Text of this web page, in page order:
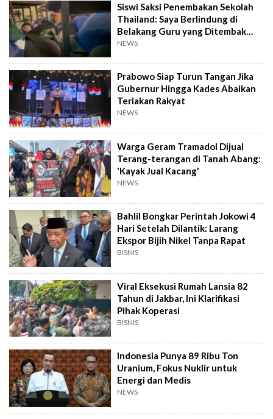
Siswi Saksi Penembakan Sekolah
Thailand: Saya Berlindung di
Belakang Guru yang Ditembak
Mati
NEWS
Prabowo Siap Turun Tangan Jika
Gubernur Hingga Kades Abaikan
Teriakan Rakyat
NEWS
Warga Geram Tramadol Dijual
Terang-terangan di Tanah Abang:
'Kayak Jual Kacang'
NEWS
Bahlil Bongkar Perintah Jokowi 4
Hari Setelah Dilantik: Larang
Ekspor Bijih Nikel Tanpa Rapat
BISNIS
Viral Eksekusi Rumah Lansia 82
Tahun di Jakbar, Ini Klarifikasi
Pihak Koperasi
BISNIS
Indonesia Punya 89 Ribu Ton
Uranium, Fokus Nuklir untuk
Energi dan Medis
NEWS